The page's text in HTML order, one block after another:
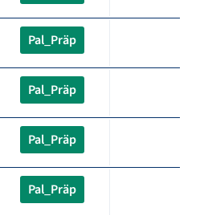
Pal_Präp
Pal_Präp
Pal_Präp
Pal_Präp